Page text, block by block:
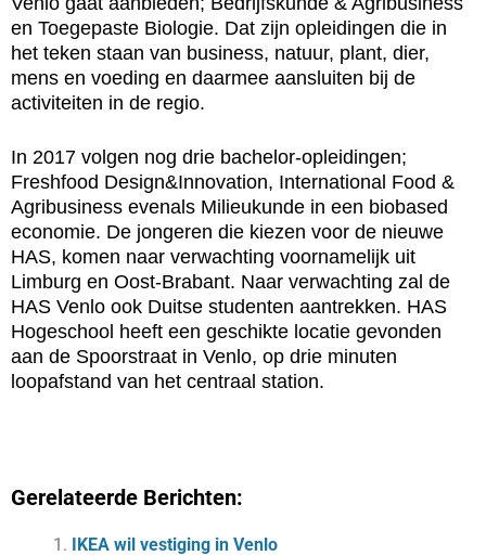
en Toegepaste Biologie. Dat zijn opleidingen die in
het teken staan van business, natuur, plant, dier,
mens en voeding en daarmee aansluiten bij de
activiteiten in de regio.
In 2017 volgen nog drie bachelor-opleidingen;
Freshfood Design&Innovation, International Food &
Agribusiness evenals Milieukunde in een biobased
economie. De jongeren die kiezen voor de nieuwe
HAS, komen naar verwachting voornamelijk uit
Limburg en Oost-Brabant. Naar verwachting zal de
HAS Venlo ook Duitse studenten aantrekken. HAS
Hogeschool heeft een geschikte locatie gevonden
aan de Spoorstraat in Venlo, op drie minuten
loopafstand van het centraal station.
Gerelateerde Berichten:
IKEA wil vestiging in Venlo